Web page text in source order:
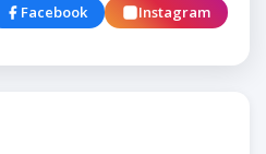
Facebook Instagram